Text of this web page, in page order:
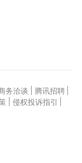
务洽谈 腾讯招聘
侵权投诉指引